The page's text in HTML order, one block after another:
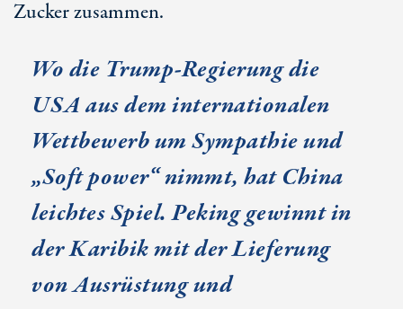
Zucker zusammen.
Wo die Trump-Regierung die
USA aus dem internationalen
Wettbewerb um Sympathie und
„Soft power“ nimmt, hat China
leichtes Spiel. Peking gewinnt in
der Karibik mit der Lieferung
von Ausrüstung und